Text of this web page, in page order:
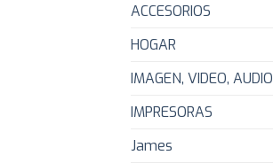
ACCESORIOS
HOGAR
IMAGEN, VIDEO, AUDIO
IMPRESORAS
James